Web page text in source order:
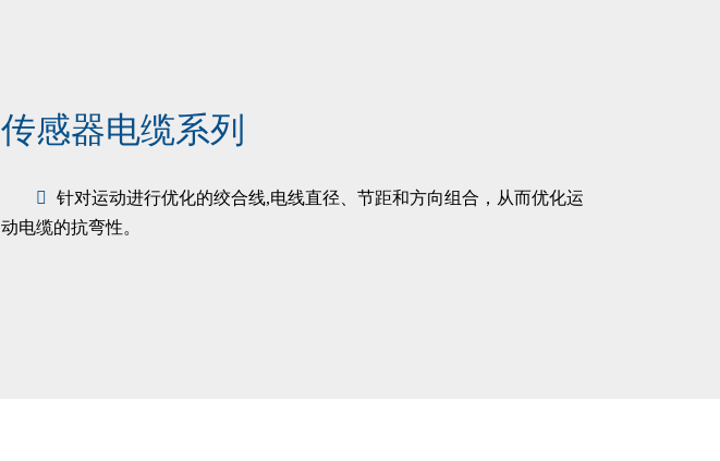
传感器电缆系列
针对运动进行优化的绞合线,电线直径、节距和方向组合，从而优化运
动电缆的抗弯性。